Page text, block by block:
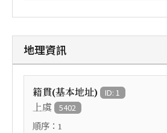
地理資訊
籍貫(基本地址) ID: 1
上虞 5402
順序： 1